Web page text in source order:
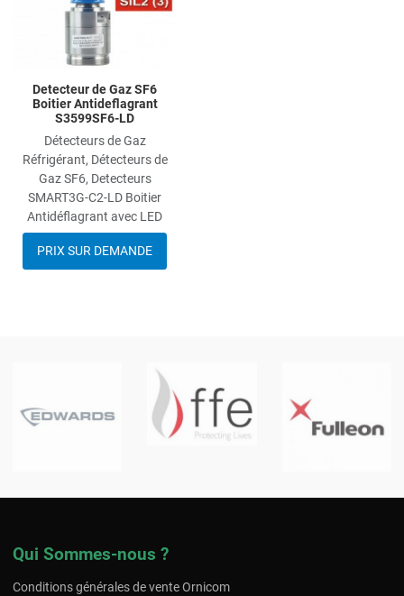
Detecteur de Gaz SF6
Boitier Antideflagrant
S3599SF6-LD
Détecteurs de Gaz
Réfrigérant, Détecteurs de
Gaz SF6, Detecteurs
SMART3G-C2-LD Boitier
Antidéflagrant avec LED
PRIX SUR DEMANDE
Qui Sommes-nous ?
Conditions générales de vente Ornicom